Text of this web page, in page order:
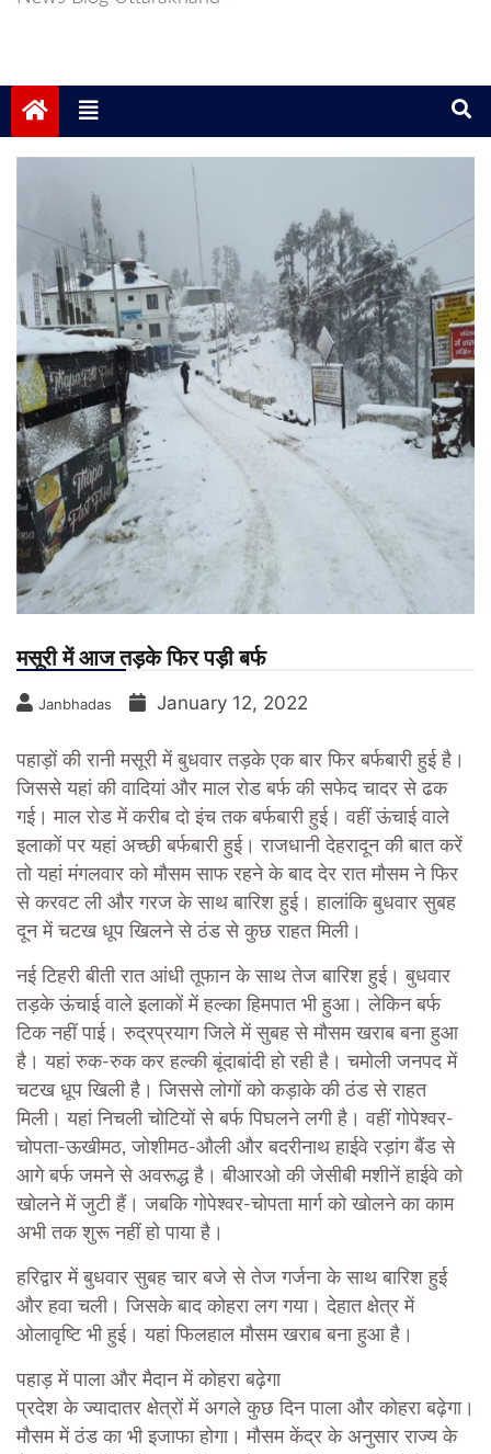
मसूरी में आज तड़के फिर पड़ी बर्फ
Janbhadas January 12, 2022
पहाड़ों की रानी मसूरी में बुधवार तड़के एक बार फिर बर्फबारी हुई है।
जिससे यहां की वादियां और माल रोड बर्फ की सफेद चादर से ढक
गई। माल रोड में करीब दो इंच तक बर्फबारी हुई। वहीं ऊंचाई वाले
इलाकों पर यहां अच्छी बर्फबारी हुई। राजधानी देहरादून की बात करें
तो यहां मंगलवार को मौसम साफ रहने के बाद देर रात मौसम ने फिर
से करवट ली और गरज के साथ बारिश हुई। हालांकि बुधवार सुबह
दून में चटख धूप खिलने से ठंड से कुछ राहत मिली।
नई टिहरी बीती रात आंधी तूफान के साथ तेज बारिश हुई। बुधवार
तड़के ऊंचाई वाले इलाकों में हल्का हिमपात भी हुआ। लेकिन बर्फ
टिक नहीं पाई। रुद्रप्रयाग जिले में सुबह से मौसम खराब बना हुआ
है। यहां रुक-रुक कर हल्की बूंदाबांदी हो रही है। चमोली जनपद में
चटख धूप खिली है। जिससे लोगों को कड़ाके की ठंड से राहत
मिली। यहां निचली चोटियों से बर्फ पिघलने लगी है। वहीं गोपेश्वर-
चोपता-ऊखीमठ, जोशीमठ-औली और बदरीनाथ हाईवे रड़ांग बैंड से
आगे बर्फ जमने से अवरूद्ध है। बीआरओ की जेसीबी मशीनें हाईवे को
खोलने में जुटी हैं। जबकि गोपेश्वर-चोपता मार्ग को खोलने का काम
अभी तक शुरू नहीं हो पाया है।
हरिद्वार में बुधवार सुबह चार बजे से तेज गर्जना के साथ बारिश हुई
और हवा चली। जिसके बाद कोहरा लग गया। देहात क्षेत्र में
ओलावृष्टि भी हुई। यहां फिलहाल मौसम खराब बना हुआ है।
पहाड़ में पाला और मैदान में कोहरा बढ़ेगा
प्रदेश के ज्यादातर क्षेत्रों में अगले कुछ दिन पाला और कोहरा बढ़ेगा।
मौसम में ठंड का भी इजाफा होगा। मौसम केंद्र के अनुसार राज्य के